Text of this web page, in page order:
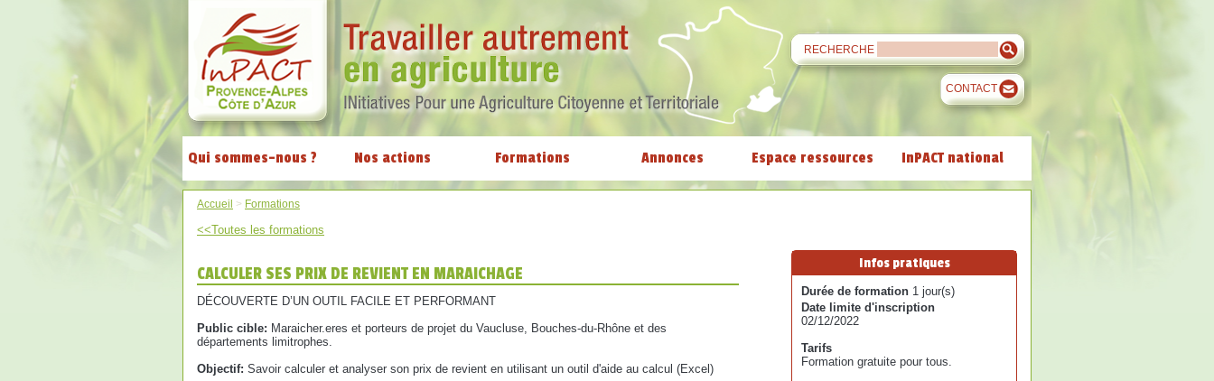
RECHERCHE
CONTACT
Qui sommes-nous ? Nos actions Formations Annonces Espace ressources InPACT national
Accueil > Formations
<<Toutes les formations
CALCULER SES PRIX DE REVIENT EN MARAICHAGE
DÉCOUVERTE D’UN OUTIL FACILE ET PERFORMANT
Public cible: Maraicher.eres et porteurs de projet du Vaucluse, Bouches-du-Rhône et des
départements limitrophes.
Objectif: Savoir calculer et analyser son prix de revient en utilisant un outil d'aide au calcul (Excel)
Infos pratiques
Durée de formation 1 jour(s)
Date limite d'inscription
02/12/2022
Tarifs
Formation gratuite pour tous.